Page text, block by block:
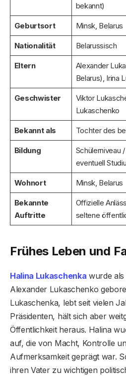
bekannt)
Geburtsort Minsk, Belarus
Nationalität Belarussisch
Eltern
Alexander
Belarus), Irina
Geschwister
Viktor
Lukaschenko
Bekannt als Tochter des
Bildung
Schülerniveau
eventuell
Wohnort Minsk, Belarus
Bekannte
Auftritte
Offizielle
seltene
Frühes Leben und
Halina Lukaschenka wurde als
Alexander Lukaschenko
Lukaschenka, lebt seit vielen
Präsidenten, hält sich aber
Öffentlichkeit heraus. Halina
auf, die von Macht, Kontrolle
Aufmerksamkeit geprägt war.
ihren Vater zu wichtigen